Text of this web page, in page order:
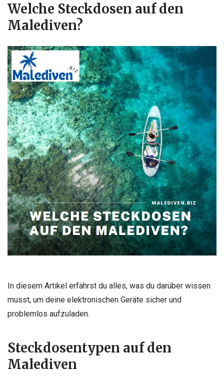
Welche Steckdosen auf den
Malediven?
In diesem Artikel erfährst du alles, was du darüber wissen
musst, um deine elektronischen Geräte sicher und
problemlos aufzuladen.
Steckdosentypen auf den
Malediven